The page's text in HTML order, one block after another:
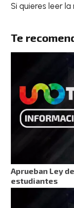
Si quieres leer
Te
Aprueban Ley
estudiantes